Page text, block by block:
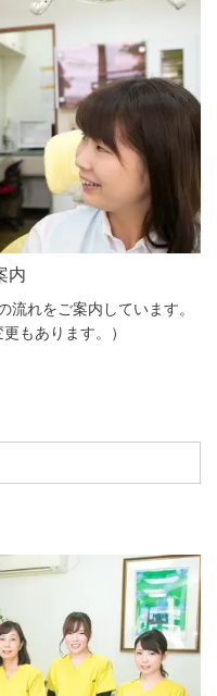
内
れをご案内しています。
もあります。）